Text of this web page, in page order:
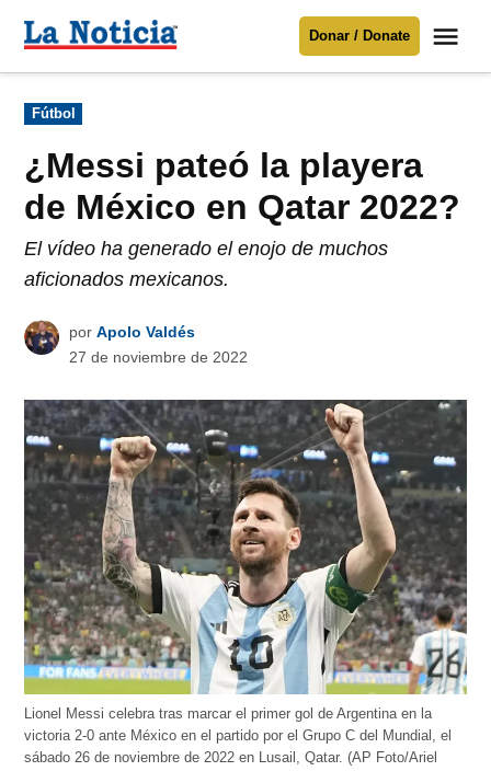
Para mantenerte informado necesitamos
Donar
contenido
Noticia
Donar / Donate
Publicado
en
Fútbol
¿Messi pateó la playera
de México en Qatar 2022?
El vídeo ha generado el enojo de muchos
aficionados mexicanos.
por Apolo Valdés
27 de noviembre de 2022
Lionel Messi celebra tras marcar el primer gol de Argentina en la
victoria 2-0 ante México en el partido por el Grupo C del Mundial, el
sábado 26 de noviembre de 2022 en Lusail, Qatar. (AP Foto/Ariel